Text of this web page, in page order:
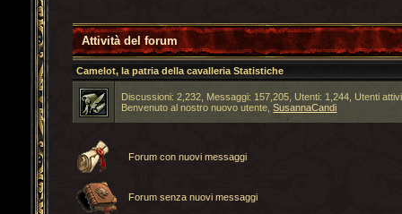
Attività del forum
Camelot, la patria della cavalleria Statistiche
Discussioni: 2,232, Messaggi: 157,205, Utenti: 1,244, Utenti
Benvenuto al nostro nuovo utente,SusannaCandi
Forum con nuovi messaggi
Forum senza nuovi messaggi